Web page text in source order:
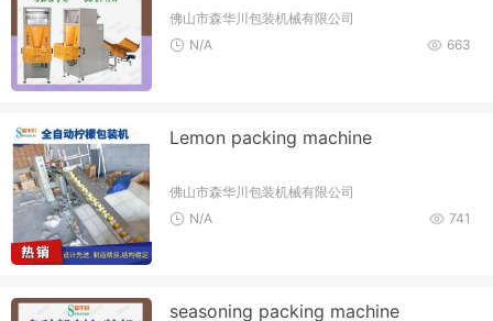
佛山市森华川包装机械有限公司
663
N/A
Lemon packing machine
佛山市森华川包装机械有限公司
741
N/A
seasoning packing machine